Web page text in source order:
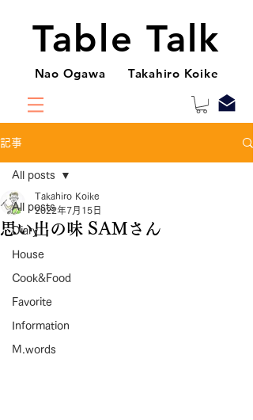
Table Talk
Nao Ogawa Takahiro Koike
記事
All posts
Diary
House
Cook&Food
Favorite
Information
M.words
All posts
思い出の味 SAMさん
Takahiro Koike
2022年7月15日